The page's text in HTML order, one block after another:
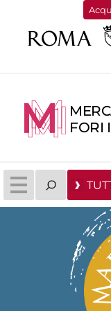
FORI